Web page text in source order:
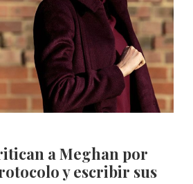
a Meghan por
y escribir sus